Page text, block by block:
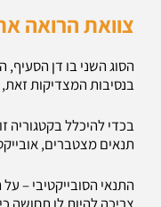
צוואת הרואה
הסוג השני בו דן
בנסיבות המצדיקות זאת,
בכדי להיכלל בקטגוריה
תנאים מצטברים,
התנאי הסובייקטיבי –